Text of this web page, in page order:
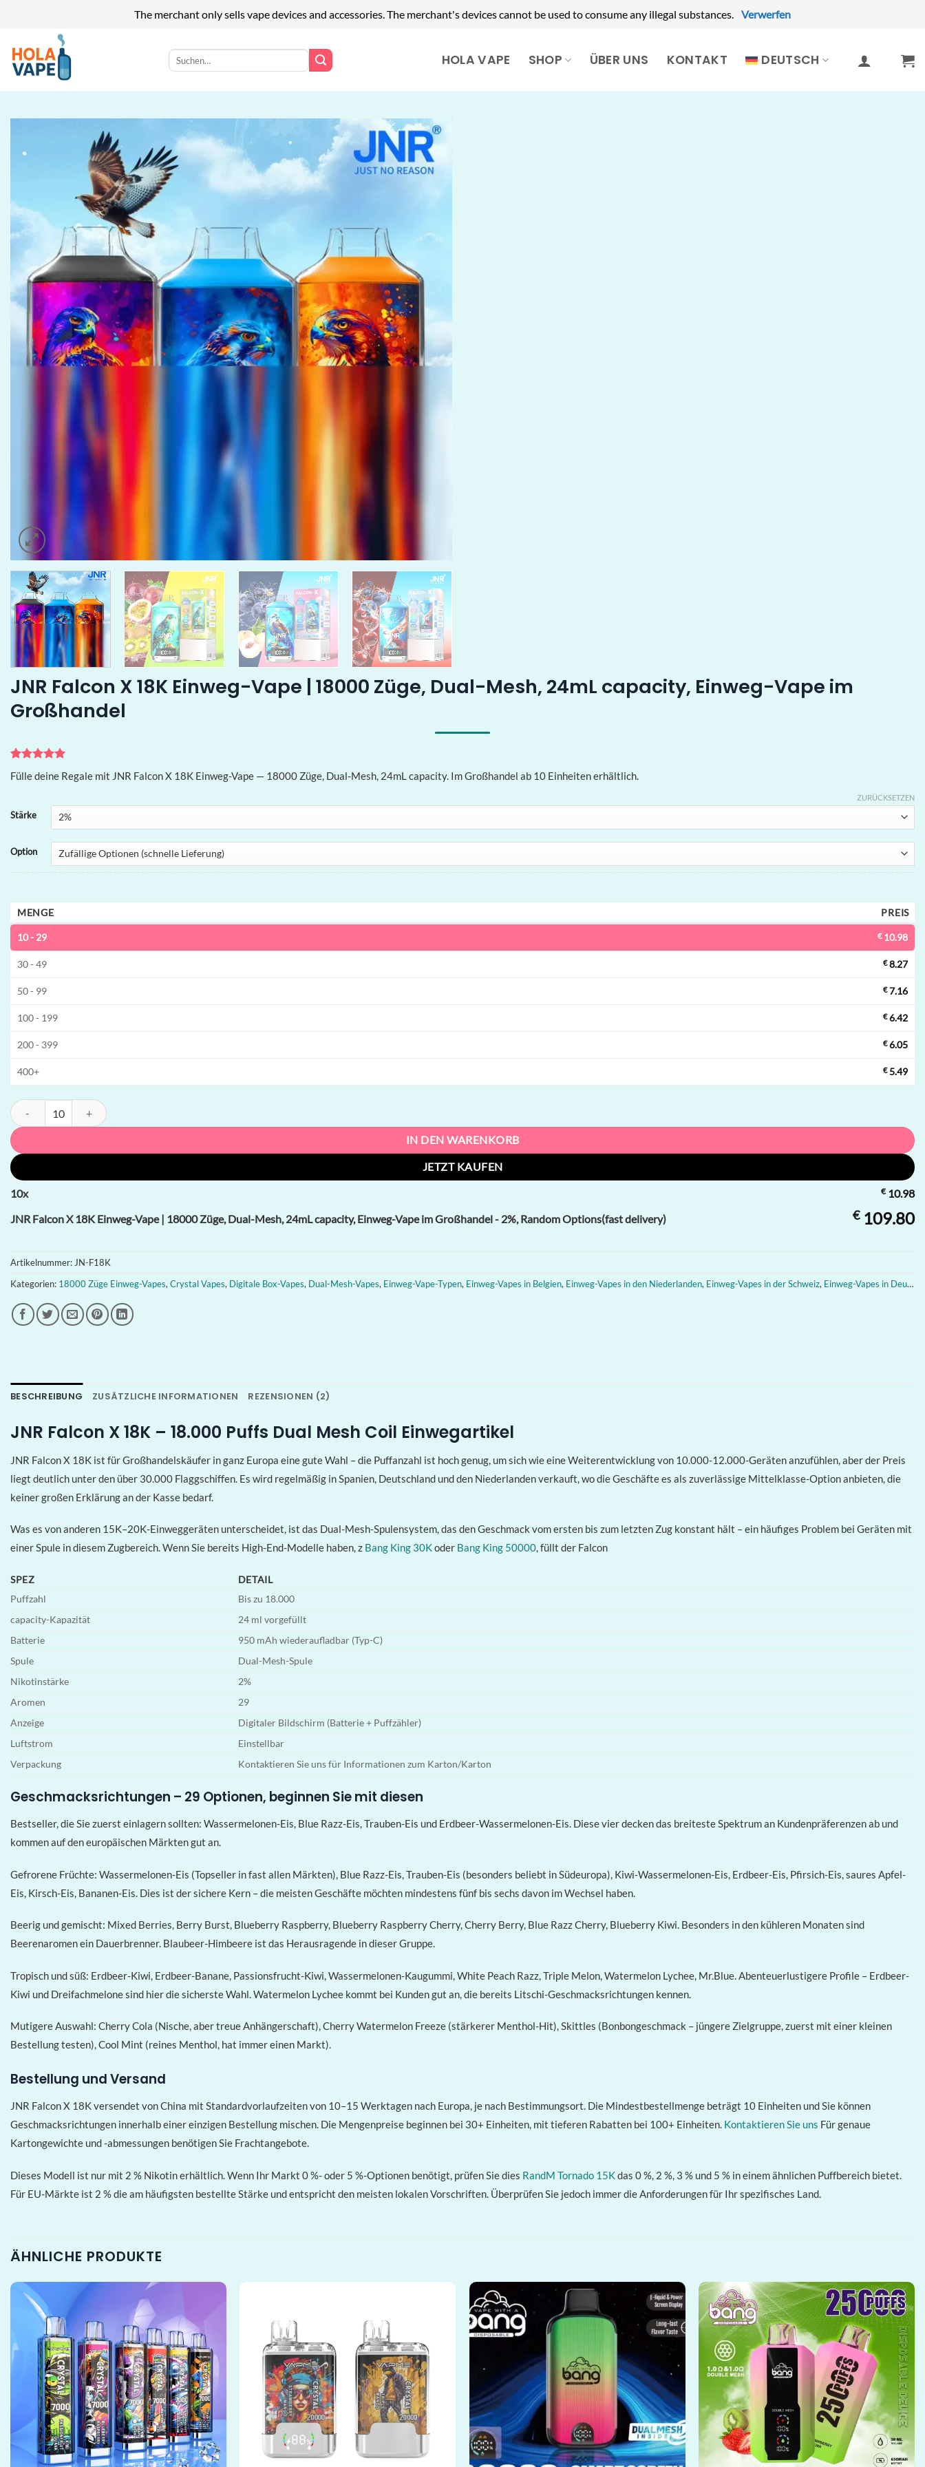
The merchant only sells vape devices and accessories. The merchant's devices cannot be used to consume any illegal substances. Verwerfen
Inhalt
springen
Suchen
nach:
HOLA VAPE SHOP ÜBER UNS KONTAKT DEUTSCH
JNR Falcon X 18K Einweg-Vape | 18000 Züge, Dual-Mesh, 24mL capacity, Einweg-Vape im
Großhandel
Bewertet
mit5von
2
Kundenbewertungen
Fülle deine Regale mit JNR Falcon X 18K Einweg-Vape — 18000 Züge, Dual-Mesh, 24mL capacity. Im Großhandel ab 10 Einheiten erhältlich.
Stärke
Option
ZURÜCKSETZEN
MENGE PREIS
10 - 29 €10.98
30 - 49 €8.27
50 - 99 €7.16
100 - 199 €6.42
200 - 399 €6.05
400+ €5.49
JNR Falcon X 18K Einweg-Vape | 18000 Züge, Dual-Mesh, 24mL capacity, Einweg-Vape im Großhandel Menge
IN DEN WARENKORB
JETZT KAUFEN
10x €10.98
JNR Falcon X 18K Einweg-Vape | 18000 Züge, Dual-Mesh, 24mL capacity, Einweg-Vape im Großhandel - 2%, Random Options(fast delivery)
€109.80
Artikelnummer: JN-F18K
Kategorien: 18000 Züge Einweg-Vapes, Crystal Vapes, Digitale Box-Vapes, Dual-Mesh-Vapes, Einweg-Vape-Typen, Einweg-Vapes in Belgien, Einweg-Vapes in den Niederlanden, Einweg-Vapes in der Schweiz, Einweg-Vapes in Deutschland
BESCHREIBUNG ZUSÄTZLICHE INFORMATIONEN REZENSIONEN (2)
JNR Falcon X 18K – 18.000 Puffs Dual Mesh Coil Einwegartikel
JNR Falcon X 18K ist für Großhandelskäufer in ganz Europa eine gute Wahl – die Puffanzahl ist hoch genug, um sich wie eine Weiterentwicklung von 10.000-12.000-Geräten anzufühlen, aber der Preis
liegt deutlich unter den über 30.000 Flaggschiffen. Es wird regelmäßig in Spanien, Deutschland und den Niederlanden verkauft, wo die Geschäfte es als zuverlässige Mittelklasse-Option anbieten, die
keiner großen Erklärung an der Kasse bedarf.
Was es von anderen 15K–20K-Einweggeräten unterscheidet, ist das Dual-Mesh-Spulensystem, das den Geschmack vom ersten bis zum letzten Zug konstant hält – ein häufiges Problem bei Geräten mit
einer Spule in diesem Zugbereich. Wenn Sie bereits High-End-Modelle haben, z Bang King 30Koder Bang King 50000, füllt der Falcon
SPEZ
DETAIL
Puffzahl
Bis zu 18.000
capacity-Kapazität
24 ml vorgefüllt
Batterie
950 mAh wiederaufladbar (Typ-C)
Spule
Dual-Mesh-Spule
Nikotinstärke
2%
Aromen
29
Anzeige
Digitaler Bildschirm (Batterie + Puffzähler)
Luftstrom
Einstellbar
Verpackung
Kontaktieren Sie uns für Informationen zum Karton/Karton
Geschmacksrichtungen – 29 Optionen, beginnen Sie mit diesen
Bestseller, die Sie zuerst einlagern sollten: Wassermelonen-Eis, Blue Razz-Eis, Trauben-Eis und Erdbeer-Wassermelonen-Eis. Diese vier decken das breiteste Spektrum an Kundenpräferenzen ab und
kommen auf den europäischen Märkten gut an.
Gefrorene Früchte: Wassermelonen-Eis (Topseller in fast allen Märkten), Blue Razz-Eis, Trauben-Eis (besonders beliebt in Südeuropa), Kiwi-Wassermelonen-Eis, Erdbeer-Eis, Pfirsich-Eis, saures Apfel-
Eis, Kirsch-Eis, Bananen-Eis. Dies ist der sichere Kern – die meisten Geschäfte möchten mindestens fünf bis sechs davon im Wechsel haben.
Beerig und gemischt: Mixed Berries, Berry Burst, Blueberry Raspberry, Blueberry Raspberry Cherry, Cherry Berry, Blue Razz Cherry, Blueberry Kiwi. Besonders in den kühleren Monaten sind
Beerenaromen ein Dauerbrenner. Blaubeer-Himbeere ist das Herausragende in dieser Gruppe.
Tropisch und süß: Erdbeer-Kiwi, Erdbeer-Banane, Passionsfrucht-Kiwi, Wassermelonen-Kaugummi, White Peach Razz, Triple Melon, Watermelon Lychee, Mr.Blue. Abenteuerlustigere Profile – Erdbeer-
Kiwi und Dreifachmelone sind hier die sicherste Wahl. Watermelon Lychee kommt bei Kunden gut an, die bereits Litschi-Geschmacksrichtungen kennen.
Mutigere Auswahl: Cherry Cola (Nische, aber treue Anhängerschaft), Cherry Watermelon Freeze (stärkerer Menthol-Hit), Skittles (Bonbongeschmack – jüngere Zielgruppe, zuerst mit einer kleinen
Bestellung testen), Cool Mint (reines Menthol, hat immer einen Markt).
Bestellung und Versand
JNR Falcon X 18K versendet von China mit Standardvorlaufzeiten von 10–15 Werktagen nach Europa, je nach Bestimmungsort. Die Mindestbestellmenge beträgt 10 Einheiten und Sie können
Geschmacksrichtungen innerhalb einer einzigen Bestellung mischen. Die Mengenpreise beginnen bei 30+ Einheiten, mit tieferen Rabatten bei 100+ Einheiten. Kontaktieren Sie uns Für genaue
Kartongewichte und -abmessungen benötigen Sie Frachtangebote.
Dieses Modell ist nur mit 2 % Nikotin erhältlich. Wenn Ihr Markt 0 %- oder 5 %-Optionen benötigt, prüfen Sie dies RandM Tornado 15Kdas 0 %, 2 %, 3 % und 5 % in einem ähnlichen Puffbereich bietet.
Für EU-Märkte ist 2 % die am häufigsten bestellte Stärke und entspricht den meisten lokalen Vorschriften. Überprüfen Sie jedoch immer die Anforderungen für Ihr spezifisches Land.
ÄHNLICHE PRODUKTE